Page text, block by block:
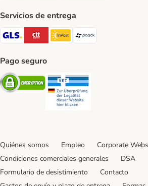
Servicios de entrega
GLS Shipping Method
CTTExpress Shipping Method
InPost Shipping Method
paack Shipping
Pago seguro
Security
Quiénes somos Empleo Corporate
Condiciones comerciales generales
DSA
Formulario de desistimiento
Contacto